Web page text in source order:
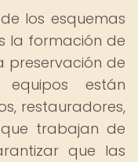
los esquemas
la formación de
preservación de
equipos están
restauradores,
trabajan de
que las